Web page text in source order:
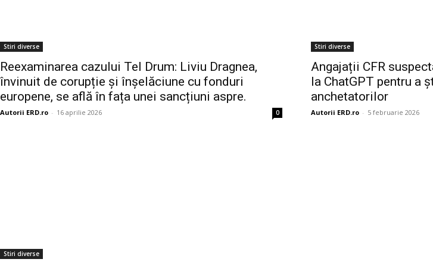
Stiri diverse
Reexaminarea cazului Tel Drum: Liviu Dragnea,
învinuit de corupție și înșelăciune cu fonduri
europene, se află în fața unei sancțiuni aspre.
Autorii ERD.ro - 16 aprilie 2026 0
Stiri diverse
Angajații CFR
la ChatGPT pentru a
anchetatorilor
Autorii ERD.ro - 5 februarie 2026
Stiri diverse